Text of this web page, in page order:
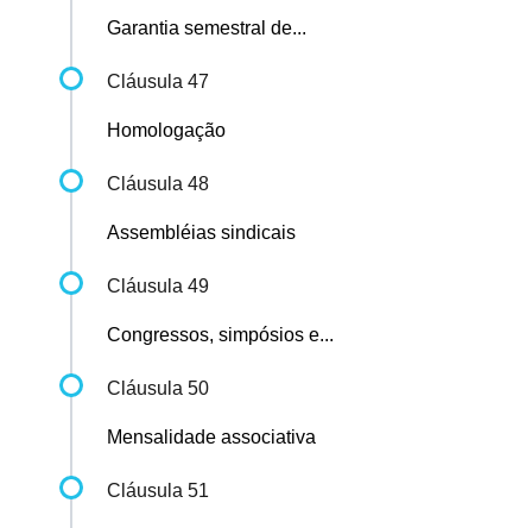
Garantia semestral de...
Cláusula 47
Homologação
Cláusula 48
Assembléias sindicais
Cláusula 49
Congressos, simpósios e...
Cláusula 50
Mensalidade associativa
Cláusula 51